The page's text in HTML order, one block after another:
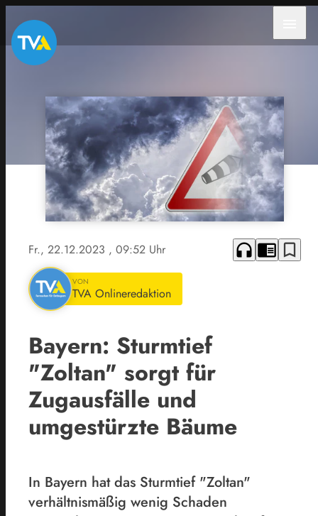
Fr., 22.12.2023 , 09:52 Uhr headphones chrome_reader_mode bookmark_border
VON
TVA Onlineredaktion
Bayern: Sturmtief
"Zoltan" sorgt für
Zugausfälle und
umgestürzte Bäume
In Bayern hat das Sturmtief "Zoltan"
verhältnismäßig wenig Schaden